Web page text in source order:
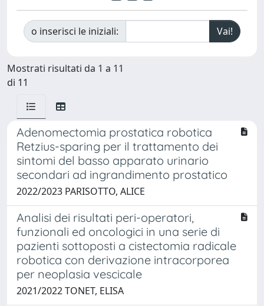
o inserisci le iniziali:
Mostrati risultati da 1 a 11
di 11
Adenomectomia prostatica robotica
Retzius-sparing per il trattamento dei
sintomi del basso apparato urinario
secondari ad ingrandimento prostatico
2022/2023 PARISOTTO, ALICE
Analisi dei risultati peri-operatori,
funzionali ed oncologici in una serie di
pazienti sottoposti a cistectomia radicale
robotica con derivazione intracorporea
per neoplasia vescicale
2021/2022 TONET, ELISA